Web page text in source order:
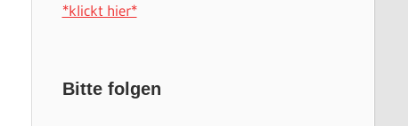
*klickt hier*
Bitte folgen